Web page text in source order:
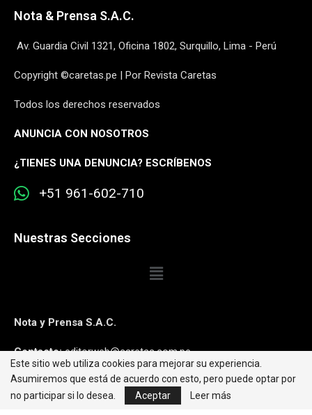
Nota & Prensa S.A.C.
Av. Guardia Civil 1321, Oficina 1802, Surquillo, Lima - Perú
Copyright ©caretas.pe | Por Revista Caretas
Todos los derechos reservados
ANUNCIA CON NOSOTROS
¿TIENES UNA DENUNCIA? ESCRÍBENOS
+51 961-602-710
Nuestras Secciones
Nota y Prensa S.A.C.
Contacto:editorweb@caretas.com.pe
Síguenos:
Este sitio web utiliza cookies para mejorar su experiencia.
Asumiremos que está de acuerdo con esto, pero puede optar por
no participar si lo desea.
Aceptar Leer más